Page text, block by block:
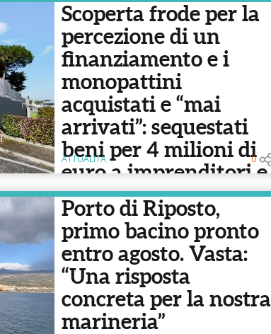
Scoperta frode per la
percezione di un
finanziamento e i
monopattini
acquistati e “mai
arrivati”: sequestati
beni per 4 milioni di
euro a imprenditori e
aziende catanesi
ATTUALITÀ 0
Porto di Riposto,
primo bacino pronto
entro agosto. Vasta:
“Una risposta
concreta per la nostra
marineria”